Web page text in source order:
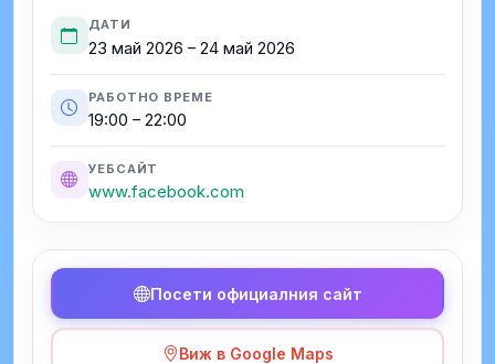
ДАТИ
23 май 2026 – 24 май 2026
РАБОТНО ВРЕМЕ
19:00 – 22:00
УЕБСАЙТ
www.facebook.com
Посети официалния сайт
Виж в Google Maps